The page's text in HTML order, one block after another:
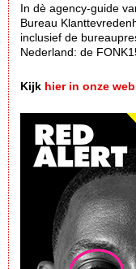
In dè agency-guide
Bureau
inclusief de
Nederland: de
Kijk hier in onze